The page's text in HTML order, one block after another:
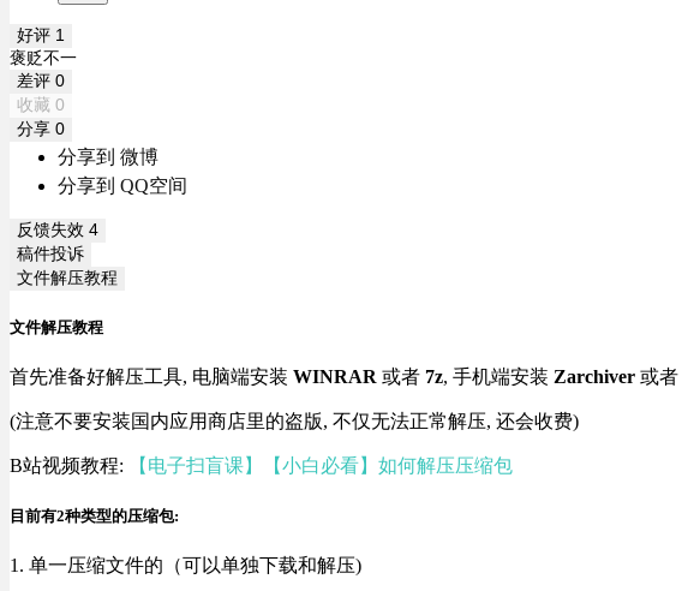
好评 1
褒贬不一
差评 0
收藏 0
分享 0
分享到 微博
分享到 QQ空间
反馈失效 4
稿件投诉
文件解压教程
文件解压教程
首先准备好解压工具, 电脑端安装 WINRAR 或者 7z, 手机端安装 Zarchiver 或者
(注意不要安装国内应用商店里的盗版, 不仅无法正常解压, 还会收费)
B站视频教程: 【电子扫盲课】【小白必看】如何解压压缩包
目前有2种类型的压缩包:
1. 单一压缩文件的（可以单独下载和解压)